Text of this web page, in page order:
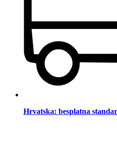
Hrvatska: besplatna